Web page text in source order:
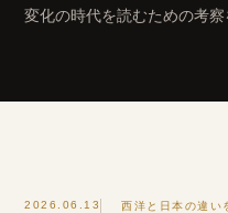
変化の時代を読むための考察
2026.06.13 西洋と日本の違い